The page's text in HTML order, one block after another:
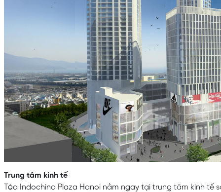
Trung tâm kinh tế
Tòa Indochina Plaza Hanoi nằm ngay tại trung tâm kinh